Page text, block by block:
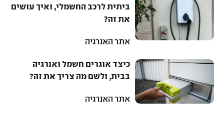
ביתית לרכב החשמלי, ואיך עושים
את זה?
אתר האנרגיה
כיצד אוגרים חשמל ואנרגיה
בבית, ולשם מה צריך את זה?
אתר האנרגיה